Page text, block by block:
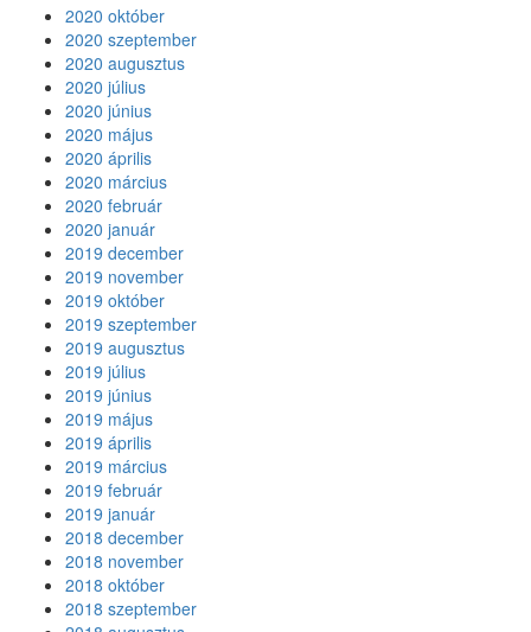
2020 október
2020 szeptember
2020 augusztus
2020 július
2020 június
2020 május
2020 április
2020 március
2020 február
2020 január
2019 december
2019 november
2019 október
2019 szeptember
2019 augusztus
2019 július
2019 június
2019 május
2019 április
2019 március
2019 február
2019 január
2018 december
2018 november
2018 október
2018 szeptember